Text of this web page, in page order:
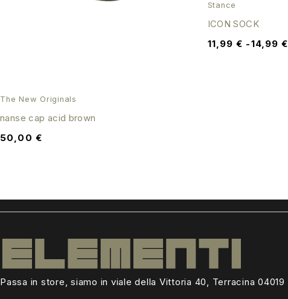
The New Originals
nanse cap acid brown
50,00 €
Stance
ICON SOCK
11,99€ -14,99€
Passa in store, siamo in viale della Vittoria 40, Terracina 04019